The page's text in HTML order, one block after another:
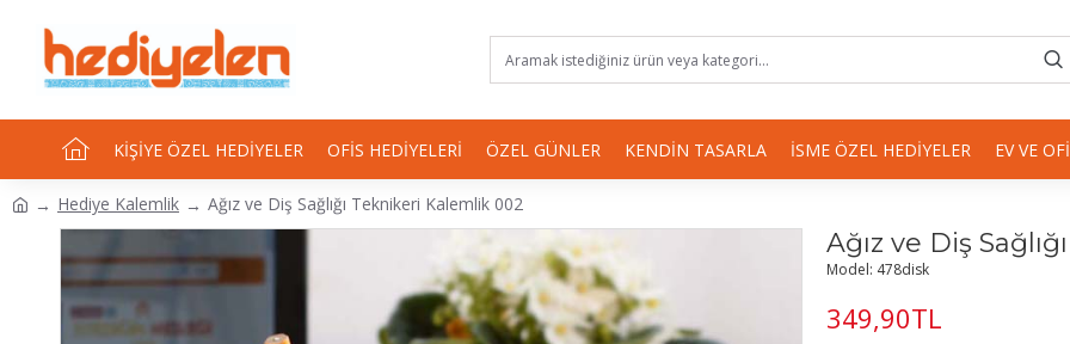
KIŞIYE ÖZEL HEDIYELER OFIS HEDIYELERI ÖZEL GÜNLER KENDIN TASARLA İSME ÖZEL HEDIYELER EV VE
Hediye Kalemlik Ağız ve Diş Sağlığı Teknikeri Kalemlik 002
Ağız ve Diş
349,90TL
Model: 478disk